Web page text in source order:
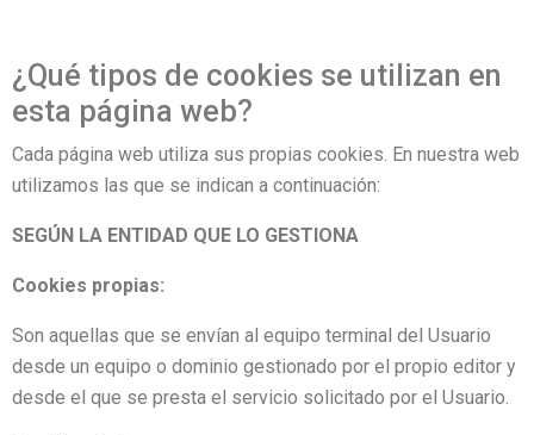
¿Qué tipos de cookies se utilizan en
esta página web?
Cada página web utiliza sus propias cookies. En nuestra web
utilizamos las que se indican a continuación:
SEGÚN LA ENTIDAD QUE LO GESTIONA
Cookies propias:
Son aquellas que se envían al equipo terminal del Usuario
desde un equipo o dominio gestionado por el propio editor y
desde el que se presta el servicio solicitado por el Usuario.